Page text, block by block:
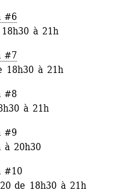
#6
à 21h
#7
18h30 à 21h
#8
à 21h
#9
à 20h30
#10
de 18h30 à 21h